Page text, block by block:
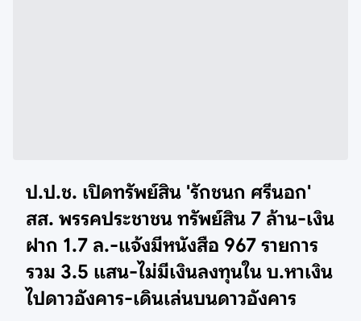
ป.ป.ช. เปิดทรัพย์สิน 'รักชนก ศรีนอก'
สส. พรรคประชาชน ทรัพย์สิน 7 ล้าน-เงิน
ฝาก 1.7 ล.-แจ้งมีหนังสือ 967 รายการ
รวม 3.5 แสน-ไม่มีเงินลงทุนใน บ.หาเงิน
ไปดาวอังคาร-เดินเล่นบนดาวอังคาร